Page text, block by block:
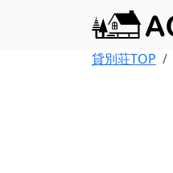
貸別荘TOP